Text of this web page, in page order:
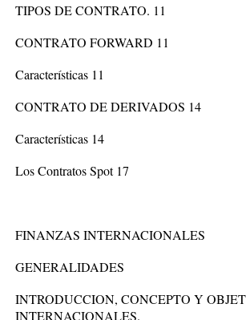
TIPOS DE CONTRATO. 11
CONTRATO FORWARD 11
Características 11
CONTRATO DE DERIVADOS 14
Características 14
Los Contratos Spot 17
FINANZAS INTERNACIONALES
GENERALIDADES
INTRODUCCION, CONCEPTO Y
INTERNACIONALES.